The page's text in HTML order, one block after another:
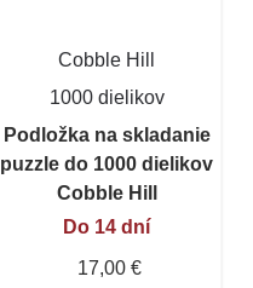
Cobble Hill
1000 dielikov
Podložka na skladanie
puzzle do 1000 dielikov
Cobble Hill
Do 14 dní
17,00 €